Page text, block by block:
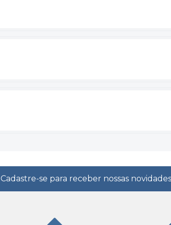
Cadastre-se para receber nossas novidades